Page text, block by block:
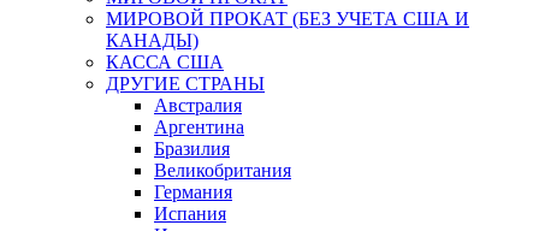
МИРОВОЙ ПРОКАТ (БЕЗ УЧЕТА США И
КАНАДЫ)
КАССА США
ДРУГИЕ СТРАНЫ
Австралия
Аргентина
Бразилия
Великобритания
Германия
Испания